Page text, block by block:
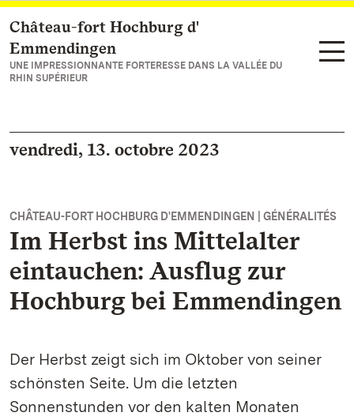
Vers la page d’accueil
Château-fort Hochburg d'
Emmendingen
UNE IMPRESSIONNANTE FORTERESSE DANS LA VALLÉE DU
RHIN SUPÉRIEUR
vendredi, 13. octobre 2023
CHÂTEAU-FORT HOCHBURG D'EMMENDINGEN | GÉNÉRALITÉS
Im Herbst ins Mittelalter
eintauchen: Ausflug zur
Hochburg bei Emmendingen
Der Herbst zeigt sich im Oktober von seiner
schönsten Seite. Um die letzten
Sonnenstunden vor den kalten Monaten